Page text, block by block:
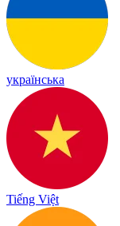
українська
Tiếng Việt